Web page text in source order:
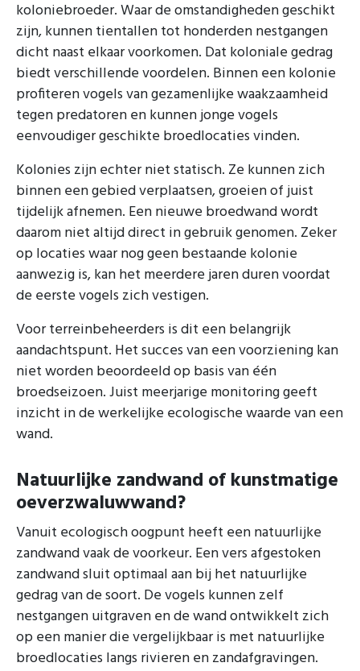
koloniebroeder. Waar de omstandigheden geschikt
zijn, kunnen tientallen tot honderden nestgangen
dicht naast elkaar voorkomen. Dat koloniale gedrag
biedt verschillende voordelen. Binnen een kolonie
profiteren vogels van gezamenlijke waakzaamheid
tegen predatoren en kunnen jonge vogels
eenvoudiger geschikte broedlocaties vinden.
Kolonies zijn echter niet statisch. Ze kunnen zich
binnen een gebied verplaatsen, groeien of juist
tijdelijk afnemen. Een nieuwe broedwand wordt
daarom niet altijd direct in gebruik genomen. Zeker
op locaties waar nog geen bestaande kolonie
aanwezig is, kan het meerdere jaren duren voordat
de eerste vogels zich vestigen.
Voor terreinbeheerders is dit een belangrijk
aandachtspunt. Het succes van een voorziening kan
niet worden beoordeeld op basis van één
broedseizoen. Juist meerjarige monitoring geeft
inzicht in de werkelijke ecologische waarde van een
wand.
Natuurlijke zandwand of kunstmatige
oeverzwaluwwand?
Vanuit ecologisch oogpunt heeft een natuurlijke
zandwand vaak de voorkeur. Een vers afgestoken
zandwand sluit optimaal aan bij het natuurlijke
gedrag van de soort. De vogels kunnen zelf
nestgangen uitgraven en de wand ontwikkelt zich
op een manier die vergelijkbaar is met natuurlijke
broedlocaties langs rivieren en zandafgravingen.